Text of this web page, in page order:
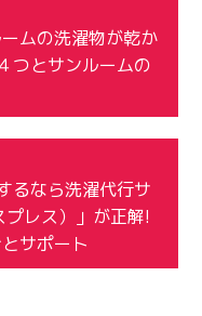
ムの洗濯物が乾か
つとサンルームの
るなら洗濯代行サ
レス）」が正解!
サポート